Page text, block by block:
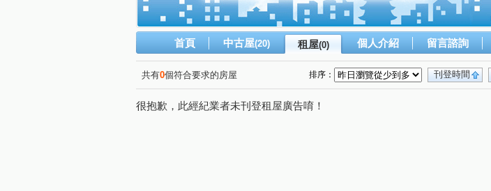
首頁 中古屋(20) 租屋(0) 個人介紹 留言諮詢
共有0個符合要求的房屋 刊登時間
排序：
很抱歉，此經紀業者未刊登租屋廣告唷！